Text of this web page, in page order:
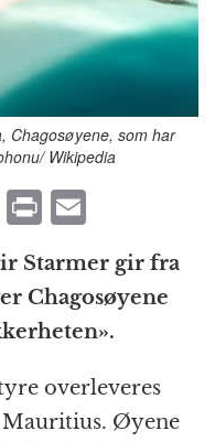
Chagosøyene, som har
Wikipedia
T
el
m
P
n
t
ai
l
Starmer gir fra
Chagosøyene
overleveres
Mauritius. Øyene